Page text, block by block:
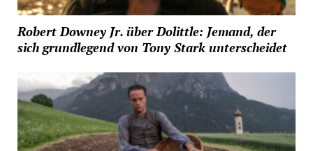
Robert Downey Jr. über Dolittle: Jemand, der
sich grundlegend von Tony Stark unterscheidet